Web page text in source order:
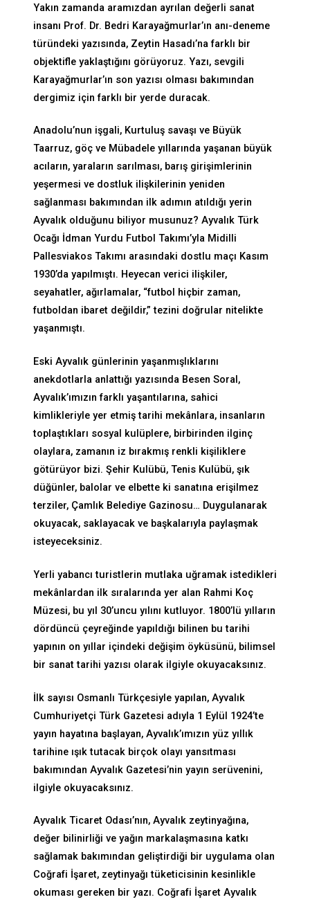
Yakın zamanda aramızdan ayrılan değerli sanat
insanı Prof. Dr. Bedri Karayağmurlar’ın anı-deneme
türündeki yazısında, Zeytin Hasadı’na farklı bir
objektifle yaklaştığını görüyoruz. Yazı, sevgili
Karayağmurlar’ın son yazısı olması bakımından
dergimiz için farklı bir yerde duracak.
Anadolu’nun işgali, Kurtuluş savaşı ve Büyük
Taarruz, göç ve Mübadele yıllarında yaşanan büyük
acıların, yaraların sarılması, barış girişimlerinin
yeşermesi ve dostluk ilişkilerinin yeniden
sağlanması bakımından ilk adımın atıldığı yerin
Ayvalık olduğunu biliyor musunuz? Ayvalık Türk
Ocağı İdman Yurdu Futbol Takımı’yla Midilli
Pallesviakos Takımı arasındaki dostlu maçı Kasım
1930’da yapılmıştı. Heyecan verici ilişkiler,
seyahatler, ağırlamalar, “futbol hiçbir zaman,
futboldan ibaret değildir,” tezini doğrular nitelikte
yaşanmıştı.
Eski Ayvalık günlerinin yaşanmışlıklarını
anekdotlarla anlattığı yazısında Besen Soral,
Ayvalık’ımızın farklı yaşantılarına, sahici
kimlikleriyle yer etmiş tarihi mekânlara, insanların
toplaştıkları sosyal kulüplere, birbirinden ilginç
olaylara, zamanın iz bırakmış renkli kişiliklere
götürüyor bizi. Şehir Kulübü, Tenis Kulübü, şık
düğünler, balolar ve elbette ki sanatına erişilmez
terziler, Çamlık Belediye Gazinosu… Duygulanarak
okuyacak, saklayacak ve başkalarıyla paylaşmak
isteyeceksiniz.
Yerli yabancı turistlerin mutlaka uğramak istedikleri
mekânlardan ilk sıralarında yer alan Rahmi Koç
Müzesi, bu yıl 30’uncu yılını kutluyor. 1800’lü yılların
dördüncü çeyreğinde yapıldığı bilinen bu tarihi
yapının on yıllar içindeki değişim öyküsünü, bilimsel
bir sanat tarihi yazısı olarak ilgiyle okuyacaksınız.
İlk sayısı Osmanlı Türkçesiyle yapılan, Ayvalık
Cumhuriyetçi Türk Gazetesi adıyla 1 Eylül 1924’te
yayın hayatına başlayan, Ayvalık’ımızın yüz yıllık
tarihine ışık tutacak birçok olayı yansıtması
bakımından Ayvalık Gazetesi’nin yayın serüvenini,
ilgiyle okuyacaksınız.
Ayvalık Ticaret Odası’nın, Ayvalık zeytinyağına,
değer bilinirliği ve yağın markalaşmasına katkı
sağlamak bakımından geliştirdiği bir uygulama olan
Coğrafi İşaret, zeytinyağı tüketicisinin kesinlikle
okuması gereken bir yazı. Coğrafi İşaret Ayvalık